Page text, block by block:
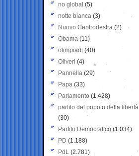
no global (5)
notte bianca (3)
Nuovo Centrodestra (2)
Obama (11)
olimpiadi (40)
Oliveri (4)
Pannella (29)
Papa (33)
Parlamento (1.428)
partito del popolo della libertà
(30)
Partito Democratico (1.034)
PD (1.188)
PdL (2.781)